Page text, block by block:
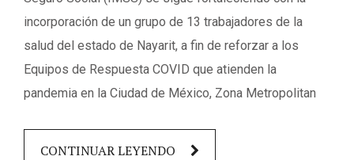
incorporación de un grupo de 13 trabajadores de la
salud del estado de Nayarit, a fin de reforzar a los
Equipos de Respuesta COVID que atienden la
pandemia en la Ciudad de México, Zona Metropolitan
CONTINUAR LEYENDO